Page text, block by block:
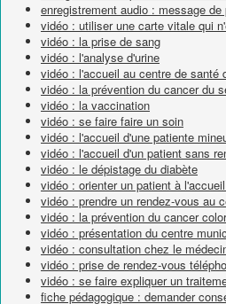
enregistrement audio : message
vidéo : utiliser une carte vitale qui
vidéo : la prise de sang
vidéo : l'analyse d'urine
vidéo : l'accueil au centre de santé
vidéo : la prévention du cancer du
vidéo : la vaccination
vidéo : se faire faire un soin
vidéo : l'accueil d'une patiente
vidéo : l'accueil d'un patient sans
vidéo : le dépistage du diabète
vidéo : orienter un patient à
vidéo : prendre un rendez-vous au
vidéo : la prévention du cancer
vidéo : présentation du centre
vidéo : consultation chez le
vidéo : prise de rendez-vous
vidéo : se faire expliquer un
fiche pédagogique : demander